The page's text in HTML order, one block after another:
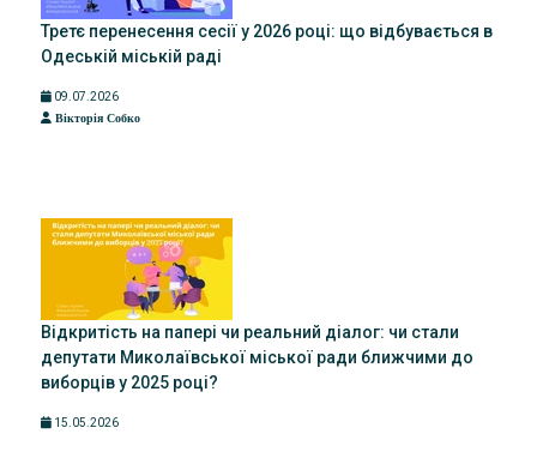
Третє перенесення сесії у 2026 році: що відбувається в
Одеській міській раді
09.07.2026
Вікторія Собко
Відкритість на папері чи реальний діалог: чи стали
депутати Миколаївської міської ради ближчими до
виборців у 2025 році?
15.05.2026